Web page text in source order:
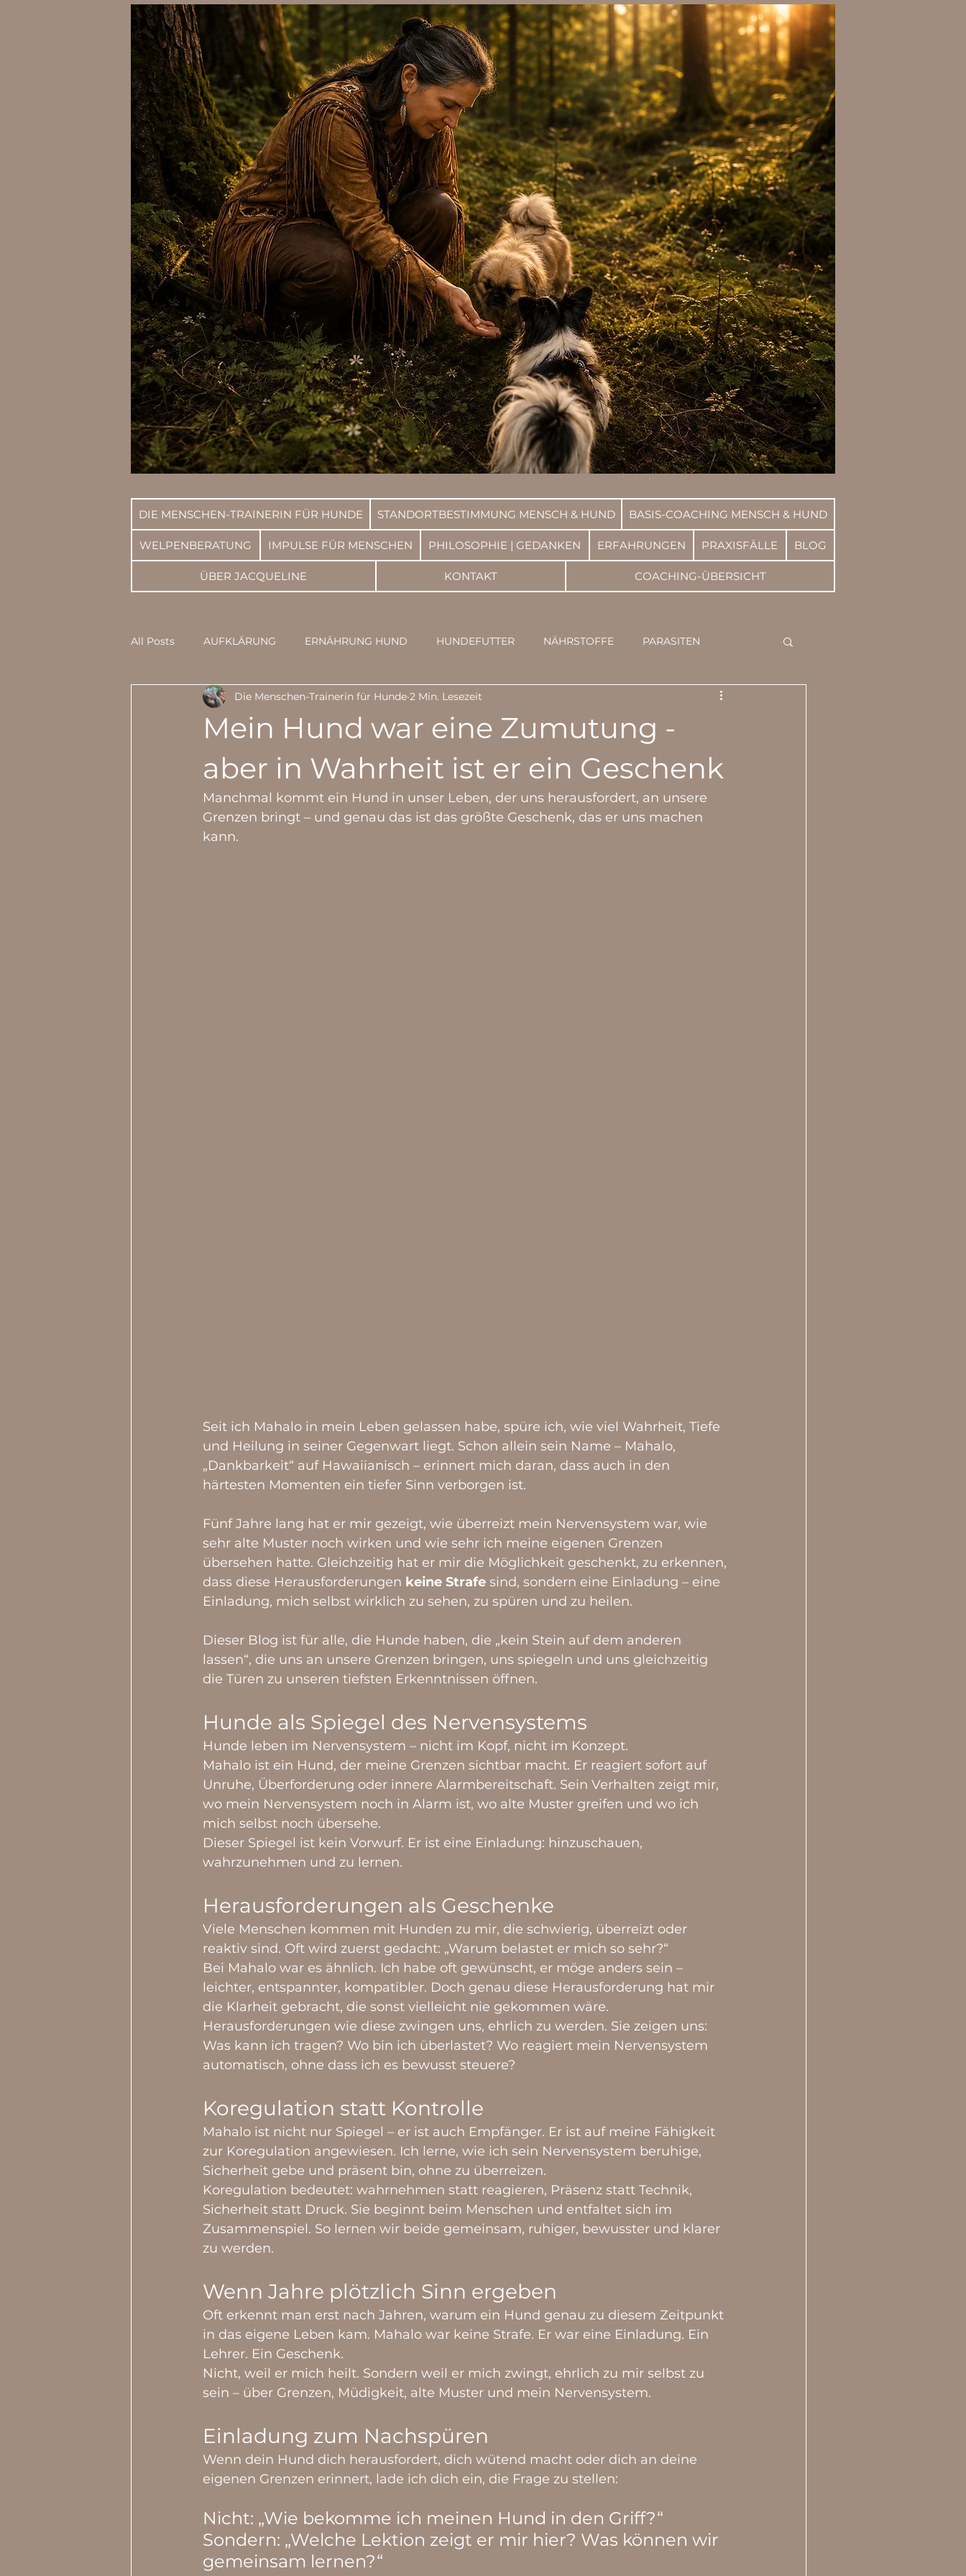
DIE MENSCHEN-TRAINERIN FÜR HUNDE STANDORTBESTIMMUNG MENSCH & HUND BASIS-COACHING MENSCH & HUND
WELPENBERATUNG IMPULSE FÜR MENSCHEN PHILOSOPHIE | GEDANKEN ERFAHRUNGEN PRAXISFÄLLE BLOG
ÜBER JACQUELINE KONTAKT COACHING-ÜBERSICHT
All Posts AUFKLÄRUNG ERNÄHRUNG HUND HUNDEFUTTER NÄHRSTOFFE PARASITEN
ERNÄHRUNG HUND MEINE GESCHICHTE HYPERVIGILANZ-NERVENSYSTEM
GESUNDHEIT BLÖDSINN-DES-TAGES NATURHEILKUNDE VERHALTEN WELPEN
MEINE MEINUNG MEINE PHILOSOPHIE CBD
Mein Hund war eine Zumutung -
aber in Wahrheit ist er ein Geschenk
Die Menschen-Trainerin für Hunde 2 Min. Lesezeit
Manchmal kommt ein Hund in unser Leben, der uns herausfordert, an unsere
Grenzen bringt – und genau das ist das größte Geschenk, das er uns machen
kann.
Seit ich Mahalo in mein Leben gelassen habe, spüre ich, wie viel Wahrheit, Tiefe
und Heilung in seiner Gegenwart liegt. Schon allein sein Name – Mahalo,
„Dankbarkeit“ auf Hawaiianisch – erinnert mich daran, dass auch in den
härtesten Momenten ein tiefer Sinn verborgen ist.
Fünf Jahre lang hat er mir gezeigt, wie überreizt mein Nervensystem war, wie
sehr alte Muster noch wirken und wie sehr ich meine eigenen Grenzen
übersehen hatte. Gleichzeitig hat er mir die Möglichkeit geschenkt, zu erkennen,
dass diese Herausforderungen keine Strafe sind, sondern eine Einladung – eine
Einladung, mich selbst wirklich zu sehen, zu spüren und zu heilen.
Dieser Blog ist für alle, die Hunde haben, die „kein Stein auf dem anderen
lassen“, die uns an unsere Grenzen bringen, uns spiegeln und uns gleichzeitig
die Türen zu unseren tiefsten Erkenntnissen öffnen.
Hunde als Spiegel des Nervensystems
Hunde leben im Nervensystem – nicht im Kopf, nicht im Konzept.
Mahalo ist ein Hund, der meine Grenzen sichtbar macht. Er reagiert sofort auf
Unruhe, Überforderung oder innere Alarmbereitschaft. Sein Verhalten zeigt mir,
wo mein Nervensystem noch in Alarm ist, wo alte Muster greifen und wo ich
mich selbst noch übersehe.
Dieser Spiegel ist kein Vorwurf. Er ist eine Einladung: hinzuschauen,
wahrzunehmen und zu lernen.
Herausforderungen als Geschenke
Viele Menschen kommen mit Hunden zu mir, die schwierig, überreizt oder
reaktiv sind. Oft wird zuerst gedacht: „Warum belastet er mich so sehr?“
Bei Mahalo war es ähnlich. Ich habe oft gewünscht, er möge anders sein –
leichter, entspannter, kompatibler. Doch genau diese Herausforderung hat mir
die Klarheit gebracht, die sonst vielleicht nie gekommen wäre.
Herausforderungen wie diese zwingen uns, ehrlich zu werden. Sie zeigen uns:
Was kann ich tragen? Wo bin ich überlastet? Wo reagiert mein Nervensystem
automatisch, ohne dass ich es bewusst steuere?
Koregulation statt Kontrolle
Mahalo ist nicht nur Spiegel – er ist auch Empfänger. Er ist auf meine Fähigkeit
zur Koregulation angewiesen. Ich lerne, wie ich sein Nervensystem beruhige,
Sicherheit gebe und präsent bin, ohne zu überreizen.
Koregulation bedeutet: wahrnehmen statt reagieren, Präsenz statt Technik,
Sicherheit statt Druck. Sie beginnt beim Menschen und entfaltet sich im
Zusammenspiel. So lernen wir beide gemeinsam, ruhiger, bewusster und klarer
zu werden.
Wenn Jahre plötzlich Sinn ergeben
Oft erkennt man erst nach Jahren, warum ein Hund genau zu diesem Zeitpunkt
in das eigene Leben kam. Mahalo war keine Strafe. Er war eine Einladung. Ein
Lehrer. Ein Geschenk.
Nicht, weil er mich heilt. Sondern weil er mich zwingt, ehrlich zu mir selbst zu
sein – über Grenzen, Müdigkeit, alte Muster und mein Nervensystem.
Einladung zum Nachspüren
Wenn dein Hund dich herausfordert, dich wütend macht oder dich an deine
eigenen Grenzen erinnert, lade ich dich ein, die Frage zu stellen:
Nicht: „Wie bekomme ich meinen Hund in den Griff?“
Sondern: „Welche Lektion zeigt er mir hier? Was können wir
gemeinsam lernen?“